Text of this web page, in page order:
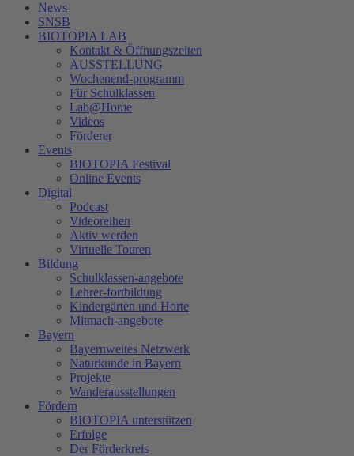
News
SNSB
BIOTOPIA LAB
Kontakt & Öffnungszeiten
AUSSTELLUNG
Wochenend-programm
Für Schulklassen
Lab@Home
Videos
Förderer
Events
BIOTOPIA Festival
Online Events
Digital
Podcast
Videoreihen
Aktiv werden
Virtuelle Touren
Bildung
Schulklassen-angebote
Lehrer-fortbildung
Kindergärten und Horte
Mitmach-angebote
Bayern
Bayernweites Netzwerk
Naturkunde in Bayern
Projekte
Wanderausstellungen
Fördern
BIOTOPIA unterstützen
Erfolge
Der Förderkreis